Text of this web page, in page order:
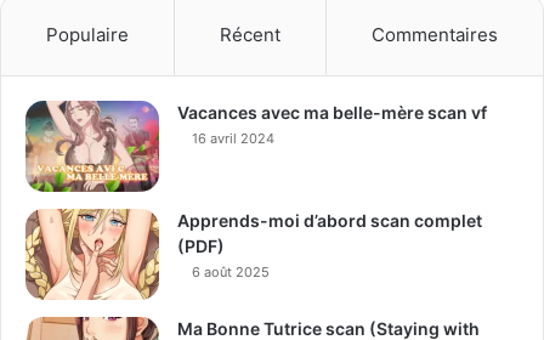
Populaire Récent Commentaires
Vacances avec ma belle-mère scan vf
16 avril 2024
Apprends-moi d’abord scan complet
(PDF)
6 août 2025
Ma Bonne Tutrice scan (Staying with